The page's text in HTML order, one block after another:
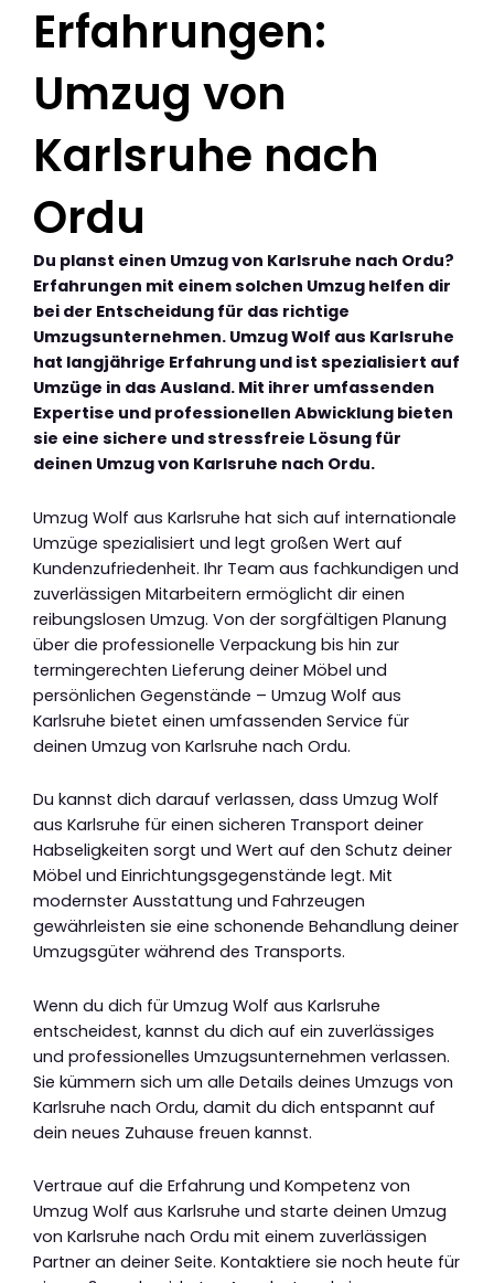
Erfahrungen:
Umzug von
Karlsruhe nach
Ordu
Du planst einen Umzug von Karlsruhe nach Ordu?
Erfahrungen mit einem solchen Umzug helfen dir
bei der Entscheidung für das richtige
Umzugsunternehmen. Umzug Wolf aus Karlsruhe
hat langjährige Erfahrung und ist spezialisiert auf
Umzüge in das Ausland. Mit ihrer umfassenden
Expertise und professionellen Abwicklung bieten
sie eine sichere und stressfreie Lösung für
deinen Umzug von Karlsruhe nach Ordu.
Umzug Wolf aus Karlsruhe hat sich auf internationale
Umzüge spezialisiert und legt großen Wert auf
Kundenzufriedenheit. Ihr Team aus fachkundigen und
zuverlässigen Mitarbeitern ermöglicht dir einen
reibungslosen Umzug. Von der sorgfältigen Planung
über die professionelle Verpackung bis hin zur
termingerechten Lieferung deiner Möbel und
persönlichen Gegenstände – Umzug Wolf aus
Karlsruhe bietet einen umfassenden Service für
deinen Umzug von Karlsruhe nach Ordu.
Du kannst dich darauf verlassen, dass Umzug Wolf
aus Karlsruhe für einen sicheren Transport deiner
Habseligkeiten sorgt und Wert auf den Schutz deiner
Möbel und Einrichtungsgegenstände legt. Mit
modernster Ausstattung und Fahrzeugen
gewährleisten sie eine schonende Behandlung deiner
Umzugsgüter während des Transports.
Wenn du dich für Umzug Wolf aus Karlsruhe
entscheidest, kannst du dich auf ein zuverlässiges
und professionelles Umzugsunternehmen verlassen.
Sie kümmern sich um alle Details deines Umzugs von
Karlsruhe nach Ordu, damit du dich entspannt auf
dein neues Zuhause freuen kannst.
Vertraue auf die Erfahrung und Kompetenz von
Umzug Wolf aus Karlsruhe und starte deinen Umzug
von Karlsruhe nach Ordu mit einem zuverlässigen
Partner an deiner Seite. Kontaktiere sie noch heute für